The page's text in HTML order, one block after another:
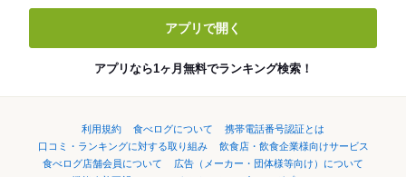
アプリで開く
アプリなら1ヶ月無料でランキング検索！
利用規約 食べログについて
携帯電話番号認証とは
口コミ・ランキングに対する取り組み
飲食店・飲食企業様向けサービス
食べログ店舗会員について
広告（メーカー・団体様等向け）について